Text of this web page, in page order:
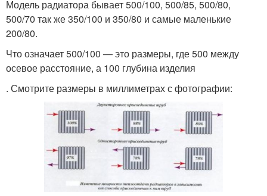
Модель радиатора бывает 500/100, 500/85, 500/80,
500/70 так же 350/100 и 350/80 и самые маленькие
200/80.
Что означает 500/100 — это размеры, где 500 между
осевое расстояние, а 100 глубина изделия
. Смотрите размеры в миллиметрах с фотографии: